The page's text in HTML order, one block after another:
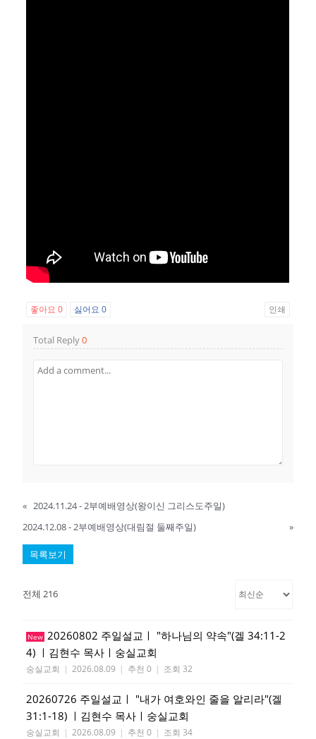
좋아요0 싫어요0 인쇄
Total Reply0
« 2024.11.24 - 2부예배영상(왕이신 그리스도주일)
2024.12.08 - 2부예배영상(대림절 둘째주일)
»
목록보기
전체 216
New 20260802 주일설교ㅣ "하나님의 약속"(겔 34:11-2
4) ㅣ김현수 목사ㅣ숭실교회
숭실교회 | 2026.08.09 | 추천 0 | 조회 32
20260726 주일설교ㅣ "내가 여호와인 줄을 알리라"(겔
31:1-18) ㅣ김현수 목사ㅣ숭실교회
숭실교회 | 2026.08.09 | 추천 0 | 조회 34